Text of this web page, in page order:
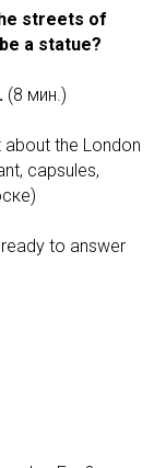
streets of
a statue?
(8 мин.)
the London
capsules,
to answer